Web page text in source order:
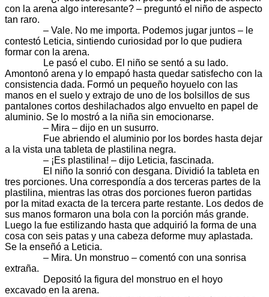
con la arena algo interesante? – preguntó el niño de aspecto
tan raro.
– Vale. No me importa. Podemos jugar juntos – le
contestó Leticia, sintiendo curiosidad por lo que pudiera
formar con la arena.
Le pasó el cubo. El niño se sentó a su lado.
Amontonó arena y lo empapó hasta quedar satisfecho con la
consistencia dada. Formó un pequeño hoyuelo con las
manos en el suelo y extrajo de uno de los bolsillos de sus
pantalones cortos deshilachados algo envuelto en papel de
aluminio. Se lo mostró a la niña sin emocionarse.
– Mira – dijo en un susurro.
Fue abriendo el aluminio por los bordes hasta dejar
a la vista una tableta de plastilina negra.
– ¡Es plastilina! – dijo Leticia, fascinada.
El niño la sonrió con desgana. Dividió la tableta en
tres porciones. Una correspondía a dos terceras partes de la
plastilina, mientras las otras dos porciones fueron partidas
por la mitad exacta de la tercera parte restante. Los dedos de
sus manos formaron una bola con la porción más grande.
Luego la fue estilizando hasta que adquirió la forma de una
cosa con seis patas y una cabeza deforme muy aplastada.
Se la enseñó a Leticia.
– Mira. Un monstruo – comentó con una sonrisa
extraña.
Depositó la figura del monstruo en el hoyo
excavado en la arena.